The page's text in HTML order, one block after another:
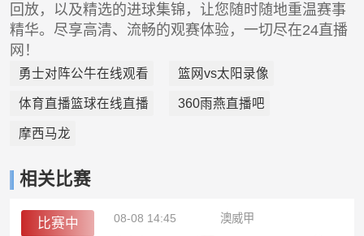
回放，以及精选的进球集锦，让您随时随地重温赛事
精华。尽享高清、流畅的观赛体验，一切尽在24直播
网！
勇士对阵公牛在线观看 篮网vs太阳录像
体育直播篮球在线直播 360雨燕直播吧
摩西马龙
相关比赛
比赛中 08-08 14:45
澳威甲